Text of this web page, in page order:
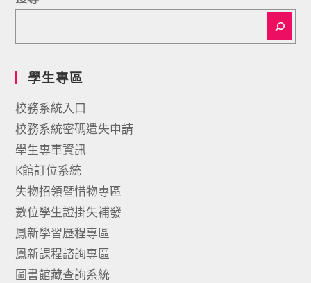
學生專區
校務系統入口
校務系統密碼遺失申請
學生專車資訊
K館訂位系統
失物招領暨惜物專區
數位學生證掛失補發
鳳新學習歷程專區
鳳新課程諮詢專區
圖書館藏查詢系統